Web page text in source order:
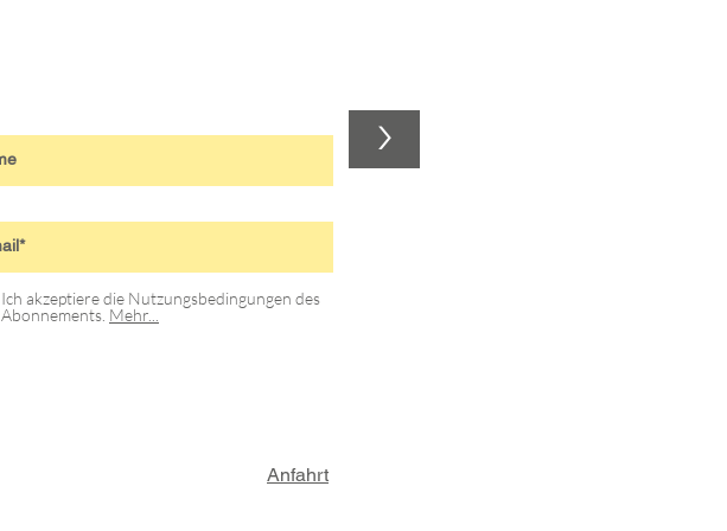
>
Ich akzeptiere die Nutzungsbedingungen des
Abonnements. Mehr...
Anfahrt